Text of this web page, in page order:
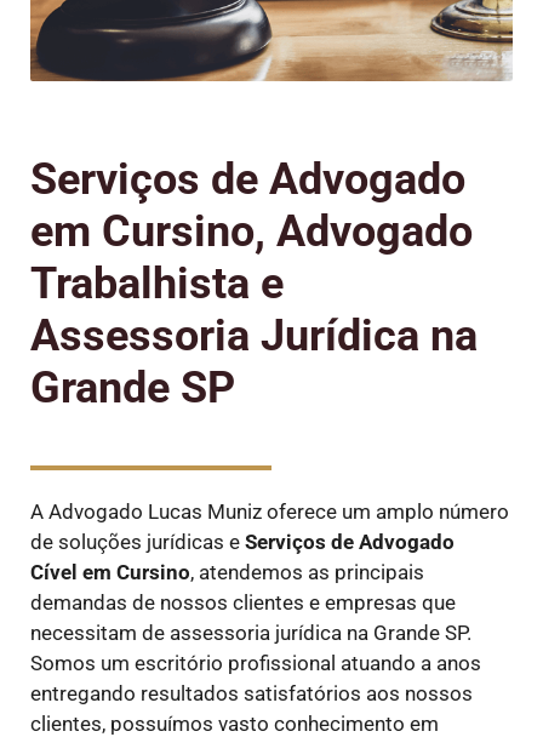
Serviços de Advogado
em Cursino, Advogado
Trabalhista e
Assessoria Jurídica na
Grande SP
A Advogado Lucas Muniz oferece um amplo número
de soluções jurídicas e Serviços de Advogado
Cível em Cursino, atendemos as principais
demandas de nossos clientes e empresas que
necessitam de assessoria jurídica na Grande SP.
Somos um escritório profissional atuando a anos
entregando resultados satisfatórios aos nossos
clientes, possuímos vasto conhecimento em